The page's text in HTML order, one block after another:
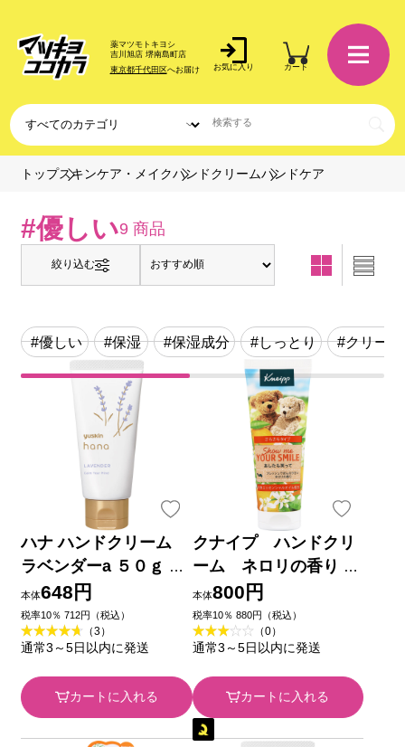
薬マツモトキヨシ
吉川旭店 堺南島町店
東京都千代田区へお届け お気に入り カート
トップスキンケア・メイクハンドクリームハンドケア
#優しい9 商品
絞り込む
#優しい #保湿 #保湿成分 #しっとり #クリーム
ハナ ハンドクリーム
ラベンダーa ５０ｇ ユ
ースキン製薬
本体648円
税率10％ 712円（税込）
（3）
通常3～5日以内に発送
カートに入れる
クナイプ ハンドクリ
ーム ネロリの香り ７
５ｍｌ クナイプ・ジャ
パン
本体800円
税率10％ 880円（税込）
（0）
通常3～5日以内に発送
カートに入れる